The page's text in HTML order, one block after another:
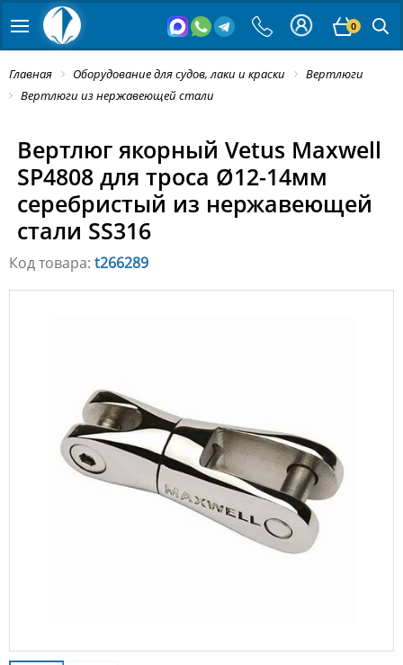
0
Главная Оборудование для судов, лаки и краски
Вертлюги
Вертлюги из нержавеющей стали
Вертлюг якорный Vetus Maxwell
SP4808 для троса Ø12-14мм
серебристый из нержавеющей
стали SS316
Код товара: t266289